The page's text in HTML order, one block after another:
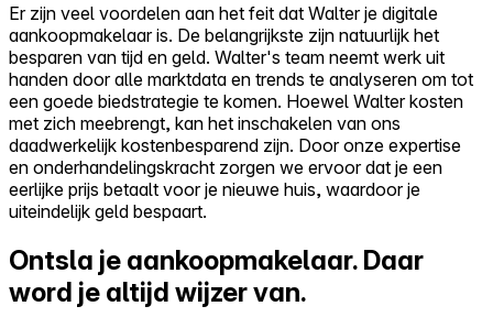
Er zijn veel voordelen aan het feit dat Walter je digitale
aankoopmakelaar is. De belangrijkste zijn natuurlijk het
besparen van tijd en geld. Walter's team neemt werk uit
handen door alle marktdata en trends te analyseren om tot
een goede biedstrategie te komen. Hoewel Walter kosten
met zich meebrengt, kan het inschakelen van ons
daadwerkelijk kostenbesparend zijn. Door onze expertise
en onderhandelingskracht zorgen we ervoor dat je een
eerlijke prijs betaalt voor je nieuwe huis, waardoor je
uiteindelijk geld bespaart.
Ontsla je aankoopmakelaar. Daar
word je altijd wijzer van.